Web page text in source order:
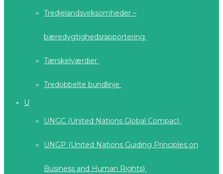
Tredjelandsvirksomheder –
bæredygtighedsrapportering
Tærskelværdier
Tredobbelte bundlinje
U
UNGC (United Nations Global Compac)
UNGP (United Nations Guiding Principles on
Business and Human Rights)